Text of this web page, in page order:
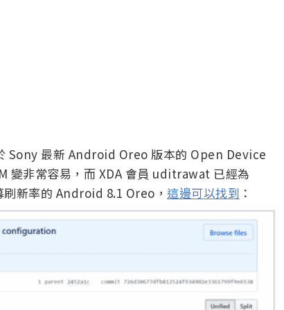
Sony 最新 Android Oreo 版本的 Open Device
變非常容易，而 XDA 會員 uditrawat 已經為
新率的 Android 8.1 Oreo， 這邊可以找到 ：